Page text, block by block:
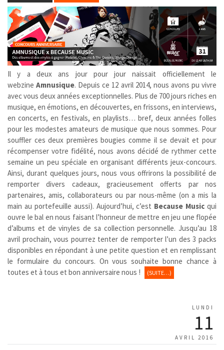
Il y a deux ans jour pour jour naissait officiellement le
webzineAmnusique. Depuis ce 12 avril 2014, nous avons pu vivre
avec vous deux années exceptionnelles. Plus de 700 jours riches en
musique, en émotions, en découvertes, en frissons, en interviews,
en concerts, en festivals, en playlists… bref, deux années folles
pour les modestes amateurs de musique que nous sommes. Pour
souffler ces deux premières bougies comme il se devait et pour
récompenser votre fidélité, nous avons décidé de rythmer cette
semaine un peu spéciale en organisant différents jeux-concours.
Ainsi, durant quelques jours, nous vous offrirons la possibilité de
remporter divers cadeaux, gracieusement offerts par nos
partenaires, amis, collaborateurs ou par nous-même (on a mis la
main au portefeuille aussi). Aujourd’hui, c’est Because Music qui
ouvre le bal en nous faisant l’honneur de mettre en jeu une flopée
d’albums et de vinyles de sa collection personnelle. Jusqu’au 18
avril prochain, vous pourrez tenter de remporter l’un des 3 packs
disponibles en répondant à une petite question et en remplissant
le formulaire du concours. On vous souhaite bonne chance à
toutes et à tous et bon anniversaire nous !
(SUITE…)
LUNDI
11
AVRIL 2016